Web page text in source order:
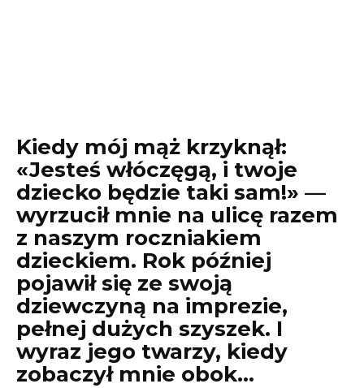
Kiedy mój mąż krzyknął:
«Jesteś włóczęgą, i twoje
dziecko będzie taki sam!» —
wyrzucił mnie na ulicę razem
z naszym roczniakiem
dzieckiem. Rok później
pojawił się ze swoją
dziewczyną na imprezie,
pełnej dużych szyszek. I
wyraz jego twarzy, kiedy
zobaczył mnie obok…